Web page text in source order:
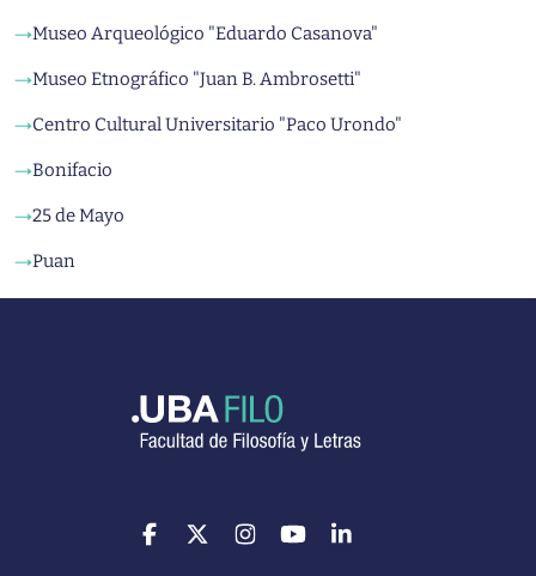
→Museo Arqueológico "Eduardo Casanova"
→Museo Etnográfico "Juan B. Ambrosetti"
→Centro Cultural Universitario "Paco Urondo"
→Bonifacio
→25 de Mayo
→Puan